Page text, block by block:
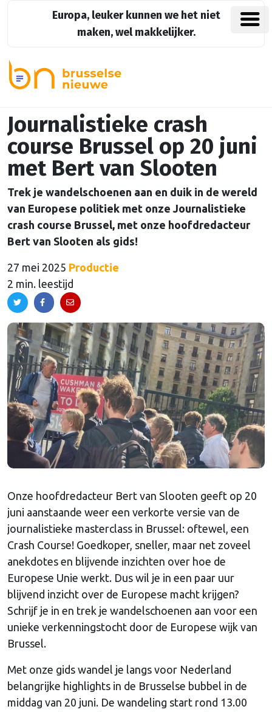
Europa, leuker kunnen we het niet
maken, wel makkelijker.
Journalistieke crash
course Brussel op 20 juni
met Bert van Slooten
Trek je wandelschoenen aan en duik in de wereld
van Europese politiek met onze Journalistieke
crash course Brussel, met onze hoofdredacteur
Bert van Slooten als gids!
27 mei 2025 Productie
2 min. leestijd
Onze hoofdredacteur Bert van Slooten geeft op 20
juni aanstaande weer een verkorte versie van de
journalistieke masterclass in Brussel: oftewel, een
Crash Course! Goedkoper, sneller, maar net zoveel
anekdotes en blijvende inzichten over hoe de
Europese Unie werkt. Dus wil je in een paar uur
blijvend inzicht over de Europese macht krijgen?
Schrijf je in en trek je wandelschoenen aan voor een
unieke verkenningstocht door de Europese wijk van
Brussel.
Met onze gids wandel je langs voor Nederland
belangrijke highlights in de Brusselse bubbel in de
middag van 20 juni. De wandeling start rond 13.00